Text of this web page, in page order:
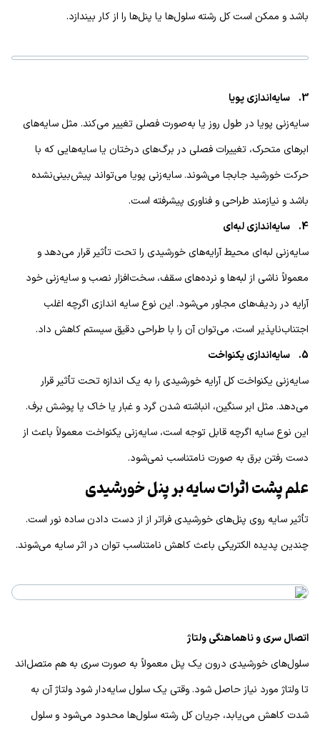
باشد و ممکن است کل رشته سلول‌ها یا پنل‌ها را از کار بیندازد.
3. سایه‌اندازی پویا
سایه‌زنی پویا در طول روز یا به‌صورت فصلی تغییر می‌کند. مثل سایه‌های
ابرهای متحرک، تغییرات فصلی در برگ‌های درختان یا سایه‌هایی که با
حرکت خورشید جابجا می‌شوند. سایه‌زنی پویا می‌تواند پیش‌بینی‌نشده
باشد و نیازمند طراحی و فناوری پیشرفته است.
4. سایه‌اندازی لبه‌ای
سایه‌زنی لبه‌ای محیط آرایه‌های خورشیدی را تحت تأثیر قرار می‌دهد و
معمولاً ناشی از لبه‌ها و نرده‌های سقف، سخت‌افزار نصب و سایه‌زنی خود
آرایه در ردیف‌های مجاور می‌شود. این نوع سایه اندازی اگرچه اغلب
اجتناب‌ناپذیر است، می‌توان آن را با طراحی دقیق سیستم کاهش داد.
5. سایه‌اندازی یکنواخت
سایه‌زنی یکنواخت کل آرایه خورشیدی را به یک اندازه تحت تأثیر قرار
می‌دهد. مثل ابر سنگین، انباشته شدن گرد و غبار یا خاک یا پوشش برف.
این نوع سایه اگرچه قابل توجه است، سایه‌زنی یکنواخت معمولاً باعث از
دست رفتن برق به صورت نامتناسب نمی‌شود.
علم پشت اثرات سایه‌ بر پنل خورشیدی
تأثیر سایه‌ روی پنل‌های خورشیدی فراتر از از دست دادن ساده نور است.
چندین پدیده الکتریکی باعث کاهش نامتناسب توان در اثر سایه می‌شوند.
اتصال سری و ناهماهنگی ولتاژ
سلول‌های خورشیدی درون یک پنل معمولاً به صورت سری به هم متصل‌اند
تا ولتاژ مورد نیاز حاصل شود. وقتی یک سلول سایه‌دار شود ولتاژ آن به
شدت کاهش می‌یابد، جریان کل رشته سلول‌ها محدود می‌شود و سلول